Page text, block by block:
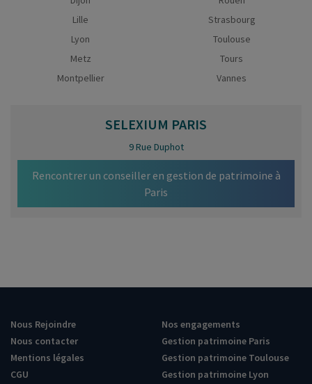
Lille
Lyon
Metz
Montpellier
Strasbourg
Toulouse
Tours
Vannes
SELEXIUM PARIS
9 Rue Duphot
Rencontrer un conseiller en gestion de patrimoine à
Paris
Nous Rejoindre
Nous contacter
Mentions légales
CGU
Nos engagements
Gestion patrimoine Paris
Gestion patrimoine Toulouse
Gestion patrimoine Lyon